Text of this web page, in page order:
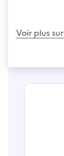
Voir plus sur